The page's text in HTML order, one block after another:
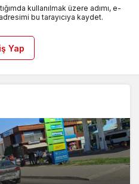
kullanılmak üzere adımı, e-
bu tarayıcıya kaydet.
Yap